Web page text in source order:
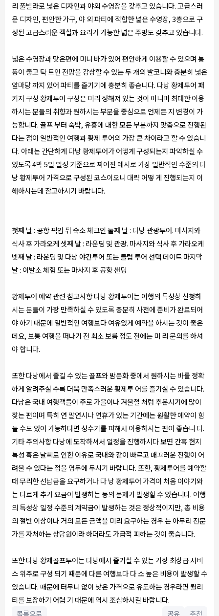
리 풀빌라로 넓은 디자인과 야외 수영장을 갖추고 있습니다. 고급스러
운 디자인, 편안한 가구, 야 외 파티에 적합한 넓은 수영장, 3층으로 구
성된 고급스러운 객실과 요리가 가능한 넓은 주방도 갖추고 있습니다.
넓은 수영장과 맞은편에 미니 바가 있어 편안하게 이용할 수 있으며 통
풍이 좋고 탁 트인 전망을 감상할 수 있는 두 개의 발코니와 충분히 넓은
앞마당 까지 있어 파티를 즐기기에 충분히 좋습니다. 다낭 황제투어 패
키지 구성 황제투어 구성은 미리 정해져 있는 것이 아니며 최대한 이용
하시는 분들의 취향과 원하시는 부분을 중심으로 언제든 지 변경이 가
능합니다. 골프 부터 숙박, 유흥에 대한 모든 부분까지 맞춤으로 진행된
다는 점이 일반적인 여행과 황제 투어의 가장 큰 차이라고 할 수 있습니
다. 아래는 간단하게 다낭 황제투어가 어떻게 구성되는지 파악하실 수
있도록 4박 5일 일정 기준으로 짜여진 예시로 가장 일반적인 수준의 다
낭 황제투어 가격으로 구성된 코스이오니 대략 어떻 게 진행되는지 이
해하시는데 참고하시기 바랍니다.
첫째 날 : 공항 픽업 뒤 숙소 체크인 둘째 날 : 다낭 관광투어. 마사지와
식사 후 가라오케 셋째 날 : 라운딩 및 관광. 마사지와 식사 후 가라오케
넷째 날 : 라운딩 및 다낭 야간투어 또는 클럽 투어 선택 데이트 마지막
날 : 이발소 체험 또는 마사지 후 공항 샌딩
황제투어 예약 관련 참고사항 다낭 황제투어는 여행의 특성상 신청하
시는 분들이 가장 만족하실 수 있도록 충분히 사전에 준비가 완료되어
야 하기 때문에 일반적인 여행보다 여유있게 예약을 하시는 것이 좋은
데요, 보통 여행을 떠나기 전 최소 보름 정도 전에는 미 리 문의를 하셔
야 합니다.
또한 다낭에서 즐길 수 있는 골프와 밤문화 중에서 원하시는 바를 정확
하게 알려주실 수록 더욱 만족스러운 황제투 어를 즐기실 수 있습니다.
다낭은 국내 여행객들이 주로 가을이나 겨울철 처럼 추운시기에 많이
찾는 편이며 특히 연 말연시나 연휴가 있는 기간에는 원활한 예약이 힘
들 수도 있어 가능하다면 성수기를 피해서 이용하시는 편이 좋습니 다.
기타 주의사항 다낭에 도착하셔서 일정을 진행하시다 보면 간혹 현지
특성 혹은 날씨로 인한 이유로 국내와 같이 빠르고 매끄러운 진행이 어
려울 수 있다는 점을 염두에 두시기 바랍니다. 또한, 황제투어를 예약할
때 무리한 선납금을 요구하거나 다 낭 황제투어 가격이 처음 이야기와
는 다르게 추가 요금이 발생하는 등의 문제가 발생할 수 있습니다. 여행
의 특성상 일정 수준의 계약금이 발생하는 것은 정상적이지만, 총 비용
의 절반 이상이나 거의 모든 금액을 미리 요구하는 경우 는 아무리 전문
가를 자처하는 상담원이라 하더라도 가급적 피하는 것이 좋습니다.
또한 다낭 황제골프투어는 다낭에서 즐기실 수 있는 가장 최상급 서비
스 위주로 구성 되기 때문에 다른 여행보다 다 소 높은 비용이 발생할 수
있습니다. 때문에 터무니 없이 낮은 가격으로 유도하는 경우라면 퀄리
티를 보장하기 어렵 기 때문에 역시 조심하시길 바랍니다.
목록으로
공유 추천